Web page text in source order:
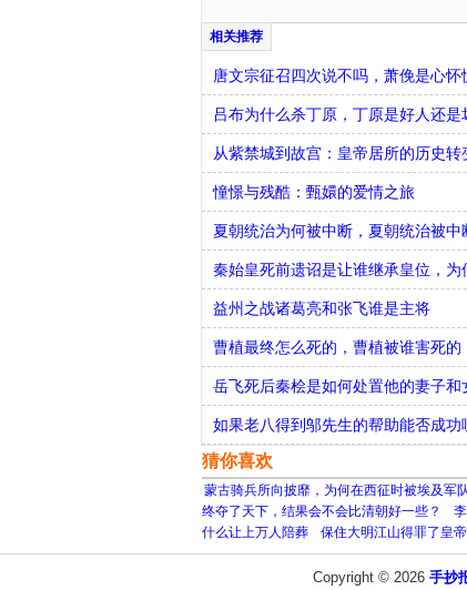
唐文宗征召四次说不吗，萧俛是心
吕布为什么杀丁原，丁原是好人还是
从紫禁城到故宫：皇帝居所的历史转
憧憬与残酷：甄嬛的爱情之旅
夏朝统治为何被中断，夏朝统治被中
秦始皇死前遗诏是让谁继承皇位，为
益州之战诸葛亮和张飞谁是主将
曹植最终怎么死的，曹植被谁害死的
岳飞死后秦桧是如何处置他的妻子
如果老八得到邬先生的帮助能否成功
猜你喜欢
蒙古骑兵所向披靡，为何在西征时被埃及军
终夺了天下，结果会不会比清朝好一些？
什么让上万人陪葬
保住大明江山得罪了皇帝
Copyright © 2026 手抄